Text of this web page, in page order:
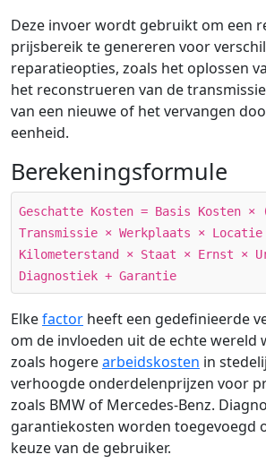
Deze invoer wordt gebruikt om een
prijsbereik te genereren voor
reparatieopties, zoals het oplossen
het reconstrueren van de
van een nieuwe of het vervangen
eenheid.
Berekeningsformule
Geschatte Kosten = Basis Kosten ×
Transmissie × Werkplaats ×
Kilometerstand × Staat × Ernst ×
Diagnostiek + Garantie
Elkefactor heeft een gedefinieerde
om de invloeden uit de echte wereld
zoals hogerearbeidskosten in
verhoogde onderdelenprijzen voor
zoals BMW of Mercedes-Benz.
garantiekosten worden toegevoegd
keuze van de gebruiker.